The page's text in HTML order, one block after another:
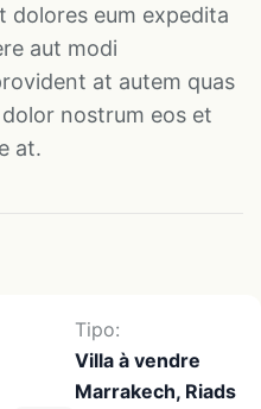
dolores eum expedita
aut modi
at autem quas
nostrum eos et
at.
Tipo:
Villa à vendre
Marrakech, Riads